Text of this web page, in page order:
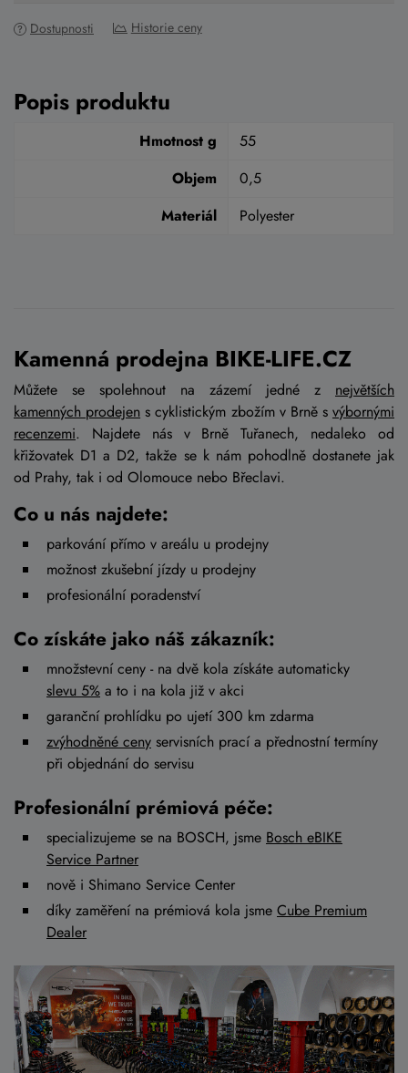
Dostupnosti Historie ceny
Popis produktu
Hmotnost g
55
Objem
0,5
Materiál
Polyester
Kamenná prodejna BIKE-LIFE.CZ
Můžete se spolehnout na zázemí jedné z největších
kamenných prodejen s cyklistickým zbožím v Brně s výbornými
recenzemi. Najdete nás v Brně Tuřanech, nedaleko od
křižovatek D1 a D2, takže se k nám pohodlně dostanete jak
od Prahy, tak i od Olomouce nebo Břeclavi.
Co u nás najdete:
parkování přímo v areálu u prodejny
možnost zkušební jízdy u prodejny
profesionální poradenství
Co získáte jako náš zákazník:
množstevní ceny - na dvě kola získáte automaticky
slevu 5% a to i na kola již v akci
garanční prohlídku po ujetí 300 km zdarma
zvýhodněné ceny servisních prací a přednostní termíny
při objednání do servisu
Profesionální prémiová péče:
specializujeme se na BOSCH, jsme Bosch eBIKE
Service Partner
nově i Shimano Service Center
díky zaměření na prémiová kola jsme Cube Premium
Dealer